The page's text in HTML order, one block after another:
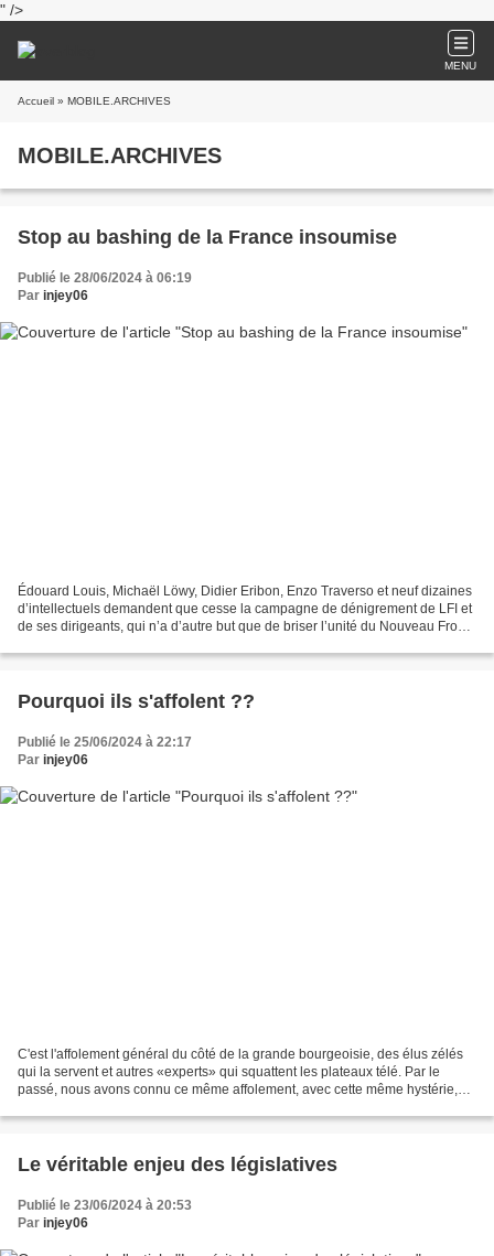
" />
MENU
Accueil » MOBILE.ARCHIVES
MOBILE.ARCHIVES
Stop au bashing de la France insoumise
Publié le 28/06/2024 à 06:19
Par injey06
Édouard Louis, Michaël Löwy, Didier Eribon, Enzo Traverso et neuf dizaines
d’intellectuels demandent que cesse la campagne de dénigrement de LFI et
de ses dirigeants, qui n’a d’autre but que de briser l’unité du Nouveau Front
Pourquoi ils s'affolent ??
Publié le 25/06/2024 à 22:17
Par injey06
C'est l'affolement général du côté de la grande bourgeoisie, des élus zélés
qui la servent et autres «experts» qui squattent les plateaux télé. Par le
passé, nous avons connu ce même affolement, avec cette même hystérie,
Le véritable enjeu des législatives
Publié le 23/06/2024 à 20:53
Par injey06